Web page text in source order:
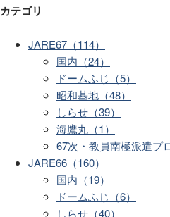
カテゴリ
JARE67（114）
国内（24）
ドームふじ（5）
昭和基地（48）
しらせ（39）
海鷹丸（1）
67次・教員南極派遣プ
JARE66（160）
国内（19）
ドームふじ（6）
しらせ（40）